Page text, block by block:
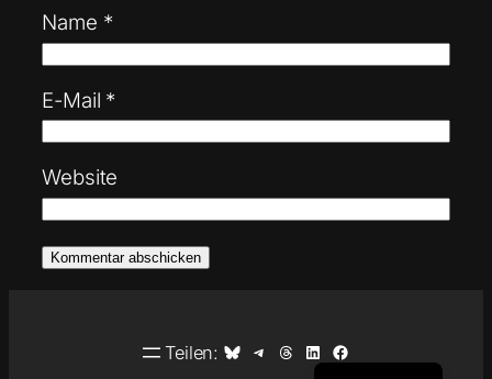
Name *
E-Mail *
Website
Teilen: Auf Bluesky teilenAuf Telegram teilenAuf Threads teilenAuf LinkedIn teilenAuf Facebook teilen